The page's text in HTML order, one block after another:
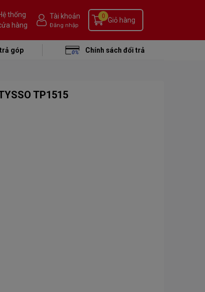
thống
hàng
Tài khoản
Đăng nhập
Giỏ hàng
0
góp Chính sách đổi trả
TP1515